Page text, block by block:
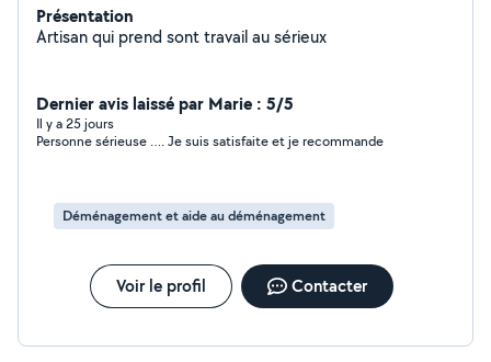
Présentation
Artisan qui prend sont travail au sérieux
Dernier avis laissé par Marie : 5/5
Il y a 25 jours
Personne sérieuse …. Je suis satisfaite et je recommande
Déménagement et aide au déménagement
Voir le profil Contacter